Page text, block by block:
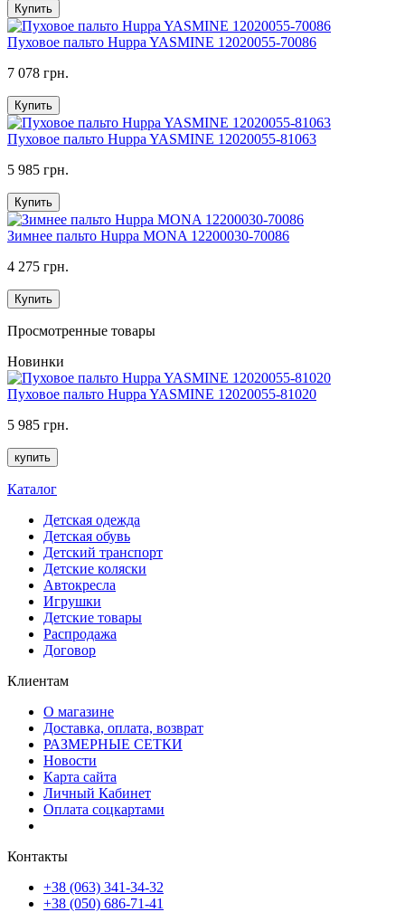
Купить
Пуховое пальто Huppa YASMINE 12020055-70086
7 078 грн.
Купить
Пуховое пальто Huppa YASMINE 12020055-81063
5 985 грн.
Купить
Зимнее пальто Huppa MONA 12200030-70086
4 275 грн.
Купить
Просмотренные товары
Новинки
Пуховое пальто Huppa YASMINE 12020055-81020
5 985 грн.
купить
Каталог
Детская одежда
Детская обувь
Детский транспорт
Детские коляски
Автокресла
Игрушки
Детские товары
Распродажа
Договор
Клиентам
О магазине
Доставка, оплата, возврат
РАЗМЕРНЫЕ СЕТКИ
Новости
Карта сайта
Личный Кабинет
Оплата соцкартами
Контакты
+38 (063) 341-34-32
+38 (050) 686-71-41